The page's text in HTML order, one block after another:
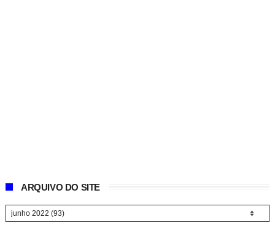
ARQUIVO DO SITE